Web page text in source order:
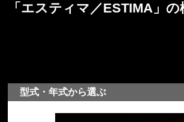
「エスティマ／ESTIMA」
型式・年式から選ぶ